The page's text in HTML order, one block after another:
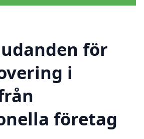
för
i
företag